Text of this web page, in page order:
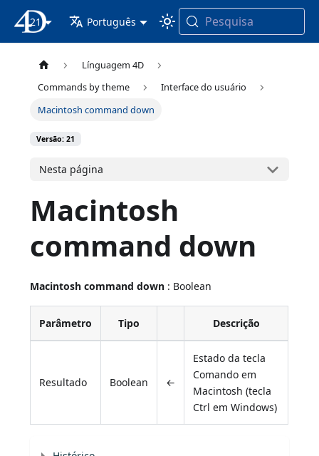
Documentação 4D
21 Português Pesquisa
Línguagem 4D
Commands by theme
Interface do usuário
Macintosh command down
Versão: 21
Nesta página
Macintosh
command down
Macintosh command down : Boolean
Parâmetro Tipo Descrição
Resultado Boolean ←
Estado da tecla
Comando em
Macintosh (tecla
Ctrl em Windows)